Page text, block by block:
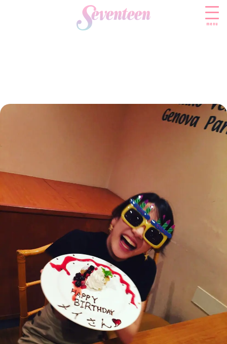
menu
FASHION
ベストコスメ
ヘアアレンジ・ヘアケア
スキンケア
制服コーデ
学校ヘアメイク
勉強・受験・進路
エンタメニュース
K-POP
LIFESTYLE
ライフスタイルニュース
JKランキング・アワード
モデルの購入品
おでかけ
お悩み相談
JK TREND
JKトレンドニュース
MODEL'S BLOG
TikTok
Instagram
YouTube
FORTUNE